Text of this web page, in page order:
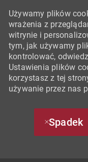
Używamy plików
wrażenia z
witrynie i
tym, jak używamy
kontrolować,
Ustawienia plików
korzystasz z tej
używanie przez nas
Spadek